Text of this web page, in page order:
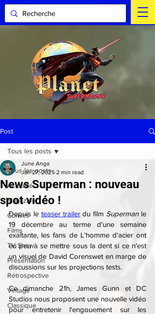
Post
Tous les posts
Actualité
Magazine
Comics
Films
TV Show
Présentation
Rétrospective
Vintage
Classique
Tous les posts
News Superman : nouveau
spot vidéo !
June Anga
Jan 27, 2025 2 min read
Depuis le teaser trailer du film Superman le
19 décembre au terme d'une semaine
exaltante, les fans de L'homme d'acier ont
eu peu à se mettre sous la dent si ce n'est
un visuel de David Corenswet en marge de
discussions sur les projections tests.
Ce dimanche 21h, James Gunn et DC
Studios nous proposent une nouvelle vidéo
pour entretenir l'engouement sur les